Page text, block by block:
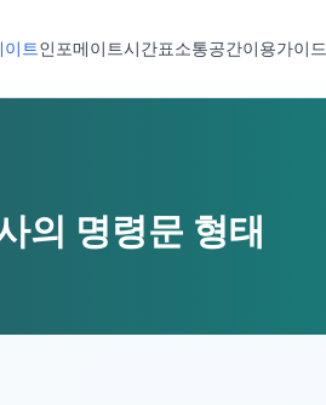
트인포메이트시간표소통공간이용가이드
의 명령문 형태